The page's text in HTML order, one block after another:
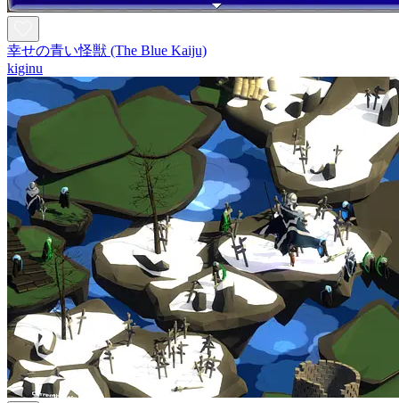
幸せの青い怪獣 (The Blue Kaiju)
kiginu